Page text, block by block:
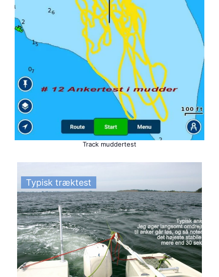
Track muddertest
Typisk træktest